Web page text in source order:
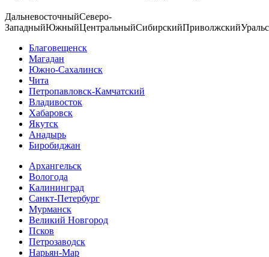
ДальневосточныйСеверо-
ЗападныйЮжныйЦентральныйСибирскийПриволжский
Благовещенск
Магадан
Южно-Сахалинск
Чита
Петропавловск-Камчатский
Владивосток
Хабаровск
Якутск
Анадырь
Биробиджан
Архангельск
Вологода
Калининград
Санкт-Петербург
Мурманск
Великий Новгород
Псков
Петрозаводск
Нарьян-Мар